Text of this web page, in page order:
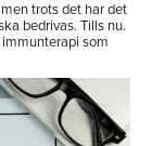
trots det har det
bedrivas. Tills nu.
som